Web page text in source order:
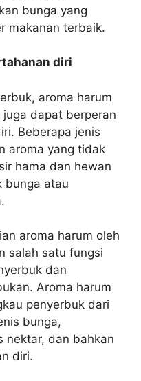
bunga yang
makanan terbaik.
diri
aroma harum
dapat berperan
Beberapa jenis
aroma yang tidak
hama dan hewan
bunga atau
aroma harum oleh
salah satu fungsi
dan
Aroma harum
penyerbuk dari
bunga,
nektar, dan bahkan
diri.